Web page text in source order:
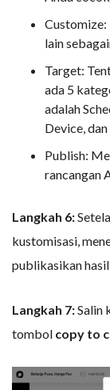
Customize:
lain
Target:
ada 5
adalah
Device,
Publish:
rancangan
Langkah 6:
kustomisasi,
publikasikan
Langkah 7:Salin
tombol copy to